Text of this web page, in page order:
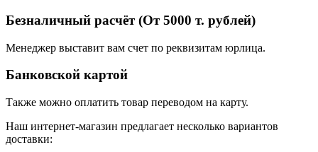
Безналичный расчёт (От 5000 т. рублей)
Менеджер выставит вам счет по реквизитам юрлица.
Банковской картой
Также можно оплатить товар переводом на карту.
Наш интернет-магазин предлагает несколько вариантов
доставки: